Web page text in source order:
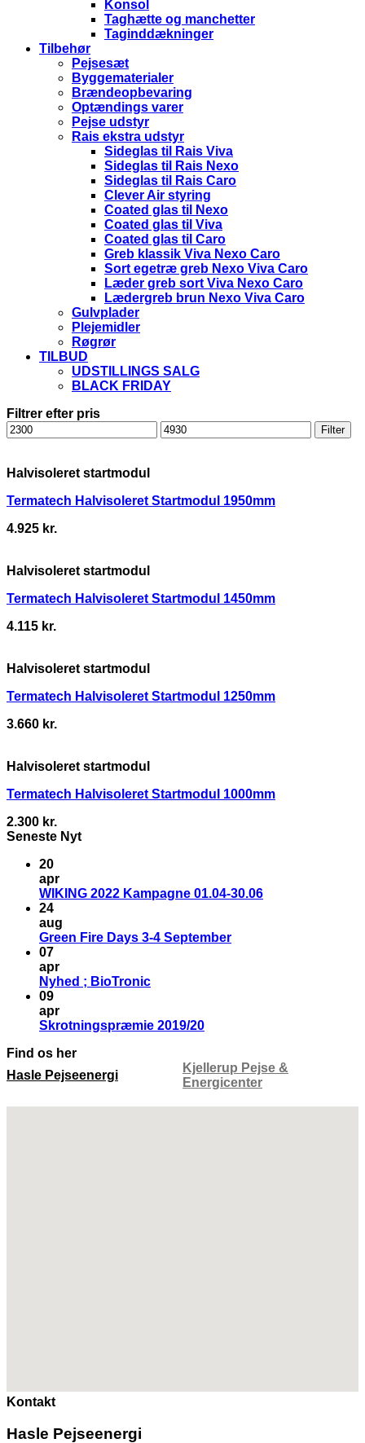
Konsol
Taghætte og manchetter
Taginddækninger
Tilbehør
Pejsesæt
Byggematerialer
Brændeopbevaring
Optændings varer
Pejse udstyr
Rais ekstra udstyr
Sideglas til Rais Viva
Sideglas til Rais Nexo
Sideglas til Rais Caro
Clever Air styring
Coated glas til Nexo
Coated glas til Viva
Coated glas til Caro
Greb klassik Viva Nexo Caro
Sort egetræ greb Nexo Viva Caro
Læder greb sort Viva Nexo Caro
Lædergreb brun Nexo Viva Caro
Gulvplader
Plejemidler
Røgrør
TILBUD
UDSTILLINGS SALG
BLACK FRIDAY
Filtrer efter pris
Mindste
pris
Højeste
pris
Filter
Halvisoleret startmodul
Termatech Halvisoleret Startmodul 1950mm
4.925 kr.
Halvisoleret startmodul
Termatech Halvisoleret Startmodul 1450mm
4.115 kr.
Halvisoleret startmodul
Termatech Halvisoleret Startmodul 1250mm
3.660 kr.
Halvisoleret startmodul
Termatech Halvisoleret Startmodul 1000mm
2.300 kr.
Seneste Nyt
20
apr
WIKING 2022 Kampagne 01.04-30.06
24
aug
Green Fire Days 3-4 September
07
apr
Nyhed ; BioTronic
09
apr
Skrotningspræmie 2019/20
Find os her
Hasle Pejseenergi
Kjellerup Pejse &
Energicenter
Kontakt
Hasle Pejseenergi